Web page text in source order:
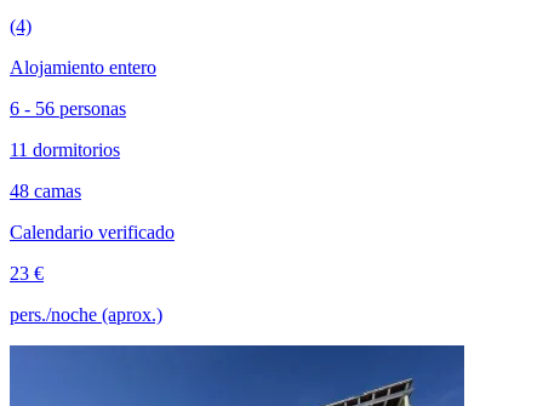
(4)
Alojamiento entero
6 - 56 personas
11 dormitorios
48 camas
Calendario verificado
23 €
pers./noche (aprox.)